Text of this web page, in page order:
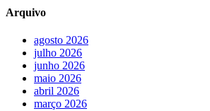
Arquivo
agosto 2026
julho 2026
junho 2026
maio 2026
abril 2026
março 2026